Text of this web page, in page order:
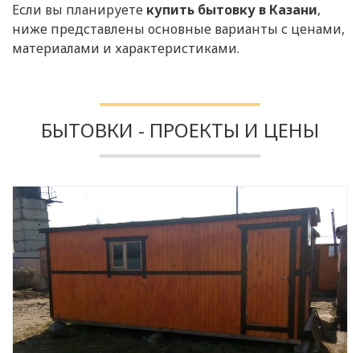
Если вы планируете купить бытовку в Казани,
ниже представлены основные варианты с ценами,
материалами и характеристиками.
БЫТОВКИ - ПРОЕКТЫ И ЦЕНЫ